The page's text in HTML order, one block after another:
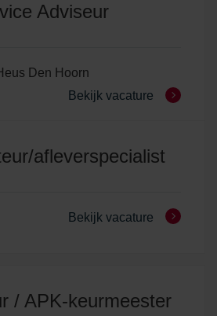
Adviseur
Den Hoorn
Bekijk vacature
afleverspecialist
Bekijk vacature
/ APK-keurmeester